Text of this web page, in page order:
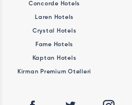
Concorde Hotels
Laren Hotels
Crystal Hotels
Fame Hotels
Kaptan Hotels
Kirman Premium Otelleri